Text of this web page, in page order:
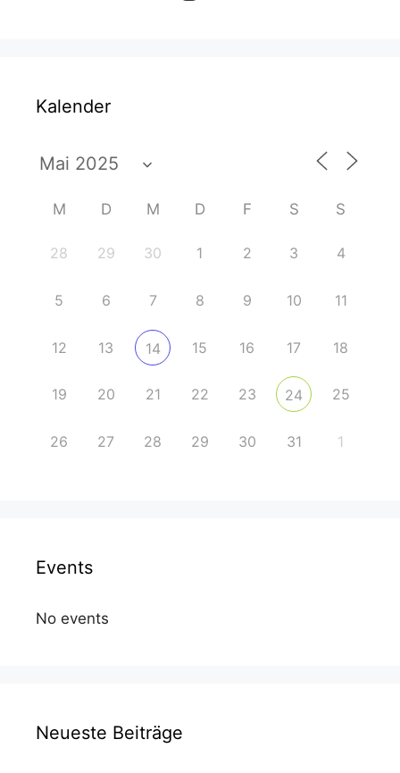
Kalender
M D M D F S S
28 29 30 1 2 3 4
5 6 7 8 9 10 11
12 13 14 15 16 17 18
19 20 21 22 23 24 25
26 27 28 29 30 31 1
Events
No events
Neueste Beiträge